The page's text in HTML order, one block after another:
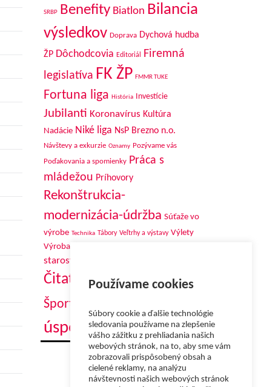
SRBP Benefity Biatlon Bilancia
výsledkov Doprava Dychová hudba
ŽP Dôchodcovia Editoriál
Firemná
legislatíva FK ŽP FMMR TUKE
Fortuna liga História Investície
Jubilanti Koronavírus Kultúra
Nadácie Niké liga NsP Brezno n.o.
Návštevy a exkurzie Oznamy Pozývame vás
Poďakovania a spomienky Práca s
mládežou Príhovory
Rekonštrukcia-
modernizácia-údržba Súťaže vo
výrobe Technika Tábory Veľtrhy a výstavy Výlety
Výroba
starostlivosť
Čitateľská súťaž Šport mladých
Šport mládeže
úspechy
Žijú medzi nami
Používame cookies
Súbory cookie a ďalšie technológie
sledovania používame na zlepšenie
vášho zážitku z prehliadania našich
webových stránok, na to, aby sme vám
zobrazovali prispôsobený obsah a
cielené reklamy, na analýzu
návštevnosti našich webových stránok